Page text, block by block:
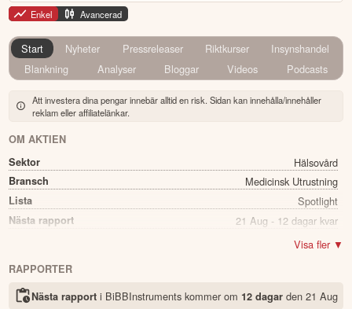
Enkel
Avancerad
Start Nyheter Pressreleaser Riktkurser
Insynshandel
Blankning
Analyser Bloggar Videos Podcasts
Att investera dina pengar innebär alltid en risk. Sidan kan innehålla/innehåller
reklam eller affiliatelänkar.
OM AKTIEN
Sektor
Hälsovård
Bransch Medicinsk Utrustning
Lista Spotlight
Nästa rapport 21 Aug - 12 dagar kvar
Nej
Status Noterad
Visa fler ▼
RAPPORTER
Nästa rapport i BiBBInstruments kommer om 12 dagarden 21 Aug